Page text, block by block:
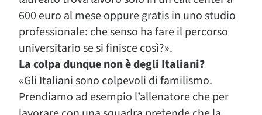
600 euro al mese oppure gratis in uno studio
professionale: che senso ha fare il percorso
universitario se si finisce così?».
La colpa dunque non è degli Italiani?
«Gli Italiani sono colpevoli di familismo.
Prendiamo ad esempio l’allenatore che per